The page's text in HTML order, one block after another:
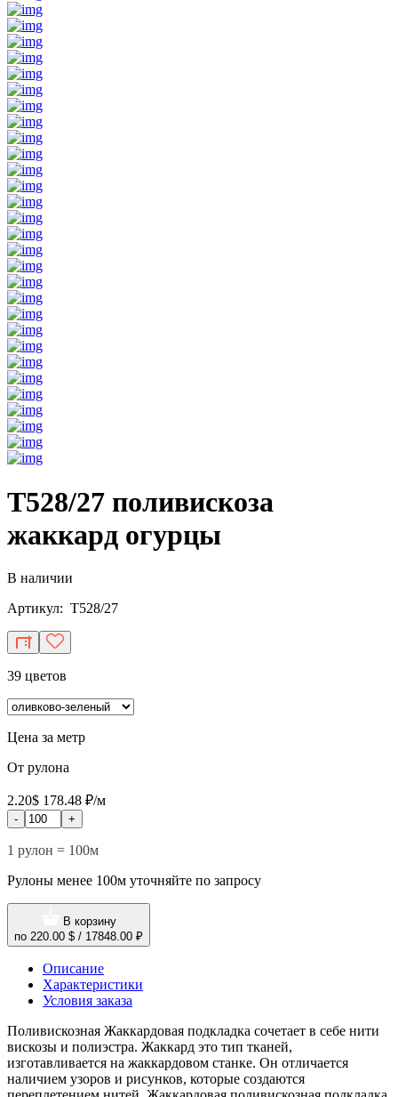
T528/27 поливискоза
жаккард огурцы
В наличии
Артикул: T528/27
39 цветов
Цена за метр
От рулона
2.20$ 178.48 ₽/м
- +
1 рулон = 100м
Рулоны менее 100м уточняйте по запросу
В корзину
по 220.00 $ / 17848.00 ₽
Описание
Характеристики
Условия заказа
Поливискозная Жаккардовая подкладка сочетает в себе нити
вискозы и полиэстра. Жаккард это тип тканей,
изготавливается на жаккардовом станке. Он отличается
наличием узоров и рисунков, которые создаются